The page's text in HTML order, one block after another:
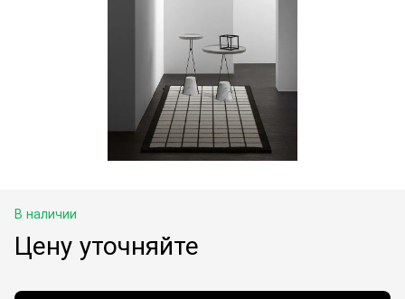
В наличии
Цену уточняйте